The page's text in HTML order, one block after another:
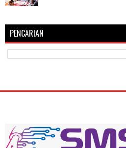
PENCARIAN